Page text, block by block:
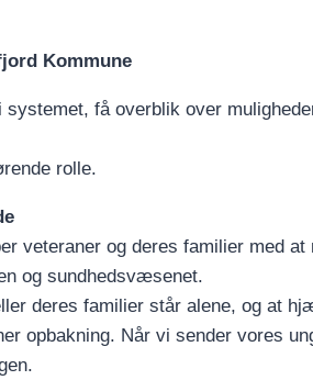
Kommune
få overblik over
rolle.
veteraner og deres familier med at
og sundhedsvæsenet.
deres familier står alene, og at
opbakning. Når vi sender vores